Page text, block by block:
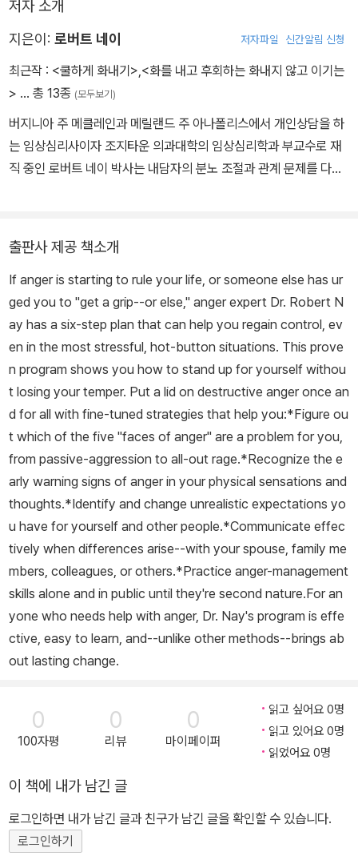
저자 소개
지은이: 로버트 네이 저자파일 신간알림 신청
최근작 : <쿨하게 화내기>,<화를 내고 후회하는 화내지 않고 이기는
> … 총 13종 (모두보기)
버지니아 주 메클레인과 메릴랜드 주 아나폴리스에서 개인상담을 하
는 임상심리사이자 조지타운 의과대학의 임상심리학과 부교수로 재
직 중인 로버트 네이 박사는 내담자의 분노 조절과 관계 문제를 다루
있다. 네이 박사는 스트레스를 받아 폭발할 것 같은 상황에서조차 분
노 조절이 제2의 천성이 되도록 돕는다. 분노가 당신의 삶을 점령하
기 전, 분노 발생 초기에 이를 멈추는 여러 가지 방법과 다른 사람들의
무례함이나 도발을 다루는 기술을 배울 수 있다. 또한 이 책에서 소개
하는 갈등을 완화하고 감정을 침착하게 의사소통하는 기법은 당신의
욕구를 적극적으로 강력하게 표현하면서도 파괴적인 분노를 다스릴
수 있게 할 것이다.
출판사 제공 책소개
If anger is starting to rule your life, or someone else has ur
ged you to "get a grip--or else," anger expert Dr. Robert N
ay has a six-step plan that can help you regain control, ev
en in the most stressful, hot-button situations. This prove
n program shows you how to stand up for yourself withou
t losing your temper. Put a lid on destructive anger once an
d for all with fine-tuned strategies that help you:*Figure ou
t which of the five "faces of anger" are a problem for you,
from passive-aggression to all-out rage.*Recognize the e
arly warning signs of anger in your physical sensations and
thoughts.*Identify and change unrealistic expectations yo
u have for yourself and other people.*Communicate effec
tively when differences arise--with your spouse, family me
mbers, colleagues, or others.*Practice anger-management
skills alone and in public until they're second nature.For an
yone who needs help with anger, Dr. Nay's program is effe
ctive, easy to learn, and--unlike other methods--brings ab
out lasting change.
0
100자평
0
리뷰
0
마이페이퍼
읽고 싶어요 0명
읽고 있어요 0명
읽었어요 0명
이 책에 내가 남긴 글
로그인하면 내가 남긴 글과 친구가 남긴 글을 확인할 수 있습니다.
로그인하기